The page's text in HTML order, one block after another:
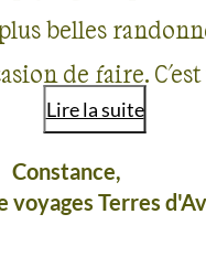
belles
de faire.
si vous
battus, à vivre
et à aller à la
Lire la suite
Constance,
voyages Terres